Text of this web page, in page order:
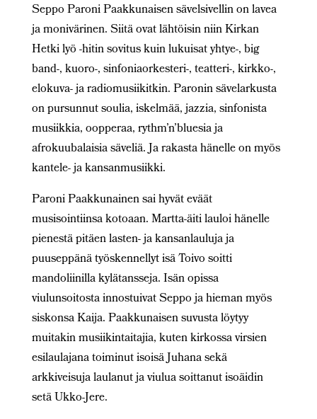
Seppo Paroni Paakkunaisen sävelsivellin on lavea
ja monivärinen. Siitä ovat lähtöisin niin Kirkan
Hetki lyö -hitin sovitus kuin lukuisat yhtye-, big
band-, kuoro-, sinfoniaorkesteri-, teatteri-, kirkko-,
elokuva- ja radiomusiikitkin. Paronin sävelarkusta
on pursunnut soulia, iskelmää, jazzia, sinfonista
musiikkia, oopperaa, rythm’n’bluesia ja
afrokuubalaisia säveliä. Ja rakasta hänelle on myös
kantele- ja kansanmusiikki.
Paroni Paakkunainen sai hyvät eväät
musisointiinsa kotoaan. Martta-äiti lauloi hänelle
pienestä pitäen lasten- ja kansanlauluja ja
puuseppänä työskennellyt isä Toivo soitti
mandoliinilla kylätansseja. Isän opissa
viulunsoitosta innostuivat Seppo ja hieman myös
siskonsa Kaija. Paakkunaisen suvusta löytyy
muitakin musiikintaitajia, kuten kirkossa virsien
esilaulajana toiminut isoisä Juhana sekä
arkkiveisuja laulanut ja viulua soittanut isoäidin
setä Ukko-Jere.